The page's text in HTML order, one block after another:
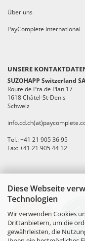
Diese Webseite
Technologien
Wir verwenden Cookies
Drittanbietern, um die
gewährleisten, die
Über uns
PayComplete international
UNSERE
SUZOHAPP Switzerland SA
Route de Pra de Plan 17
1618 Châtel-St-Denis
Schweiz
Tel.: +41 21 905 36 95
Fax: +41 21 905 44 12
ZERTIFIKATE